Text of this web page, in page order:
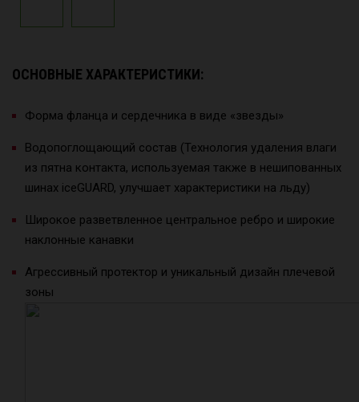
ОСНОВНЫЕ ХАРАКТЕРИСТИКИ:
Форма фланца и сердечника в виде «звезды»
Водопоглощающий состав (Технология удаления влаги
из пятна контакта, используемая также в нешипованных
шинах iceGUARD, улучшает характеристики на льду)
Широкое разветвленное центральное ребро и широкие
наклонные канавки
Агрессивный протектор и уникальный дизайн плечевой
зоны